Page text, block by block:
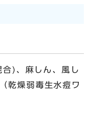
)、麻しん、風し
乾燥弱毒生水痘ワ